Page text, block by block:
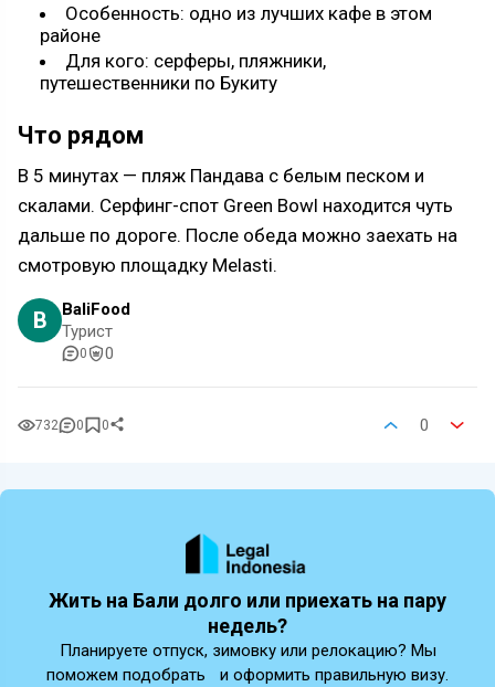
Особенность: одно из лучших кафе в этом
районе
Для кого: серферы, пляжники,
путешественники по Букиту
Что рядом
В 5 минутах — пляж Пандава с белым песком и
скалами. Серфинг-спот Green Bowl находится чуть
дальше по дороге. После обеда можно заехать на
смотровую площадку Melasti.
B
BaliFood
Турист
0 0
732 0 0 0
Жить на Бали долго или приехать на пару
недель?
Планируете отпуск, зимовку или релокацию? Мы
поможем подобрать и оформить правильную визу.